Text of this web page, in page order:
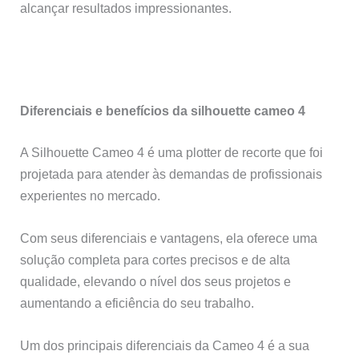
alcançar resultados impressionantes.
Diferenciais e benefícios da silhouette cameo 4
A Silhouette Cameo 4 é uma plotter de recorte que foi
projetada para atender às demandas de profissionais
experientes no mercado.
Com seus diferenciais e vantagens, ela oferece uma
solução completa para cortes precisos e de alta
qualidade, elevando o nível dos seus projetos e
aumentando a eficiência do seu trabalho.
Um dos principais diferenciais da Cameo 4 é a sua